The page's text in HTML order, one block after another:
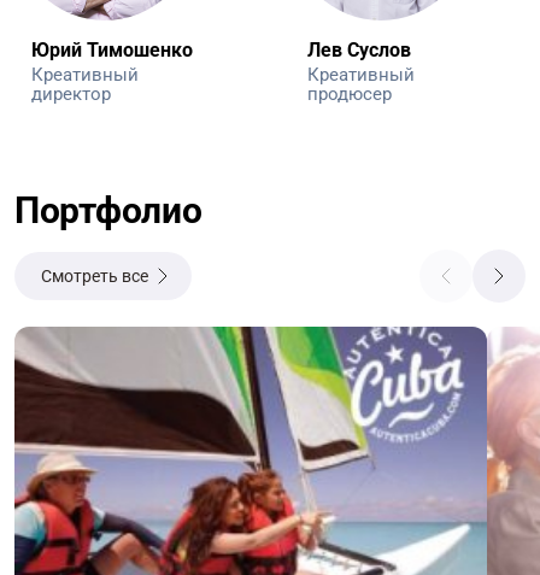
Юрий Тимошенко
Креативный
директор
Лев Суслов
Креативный
продюсер
Портфолио
Смотреть все